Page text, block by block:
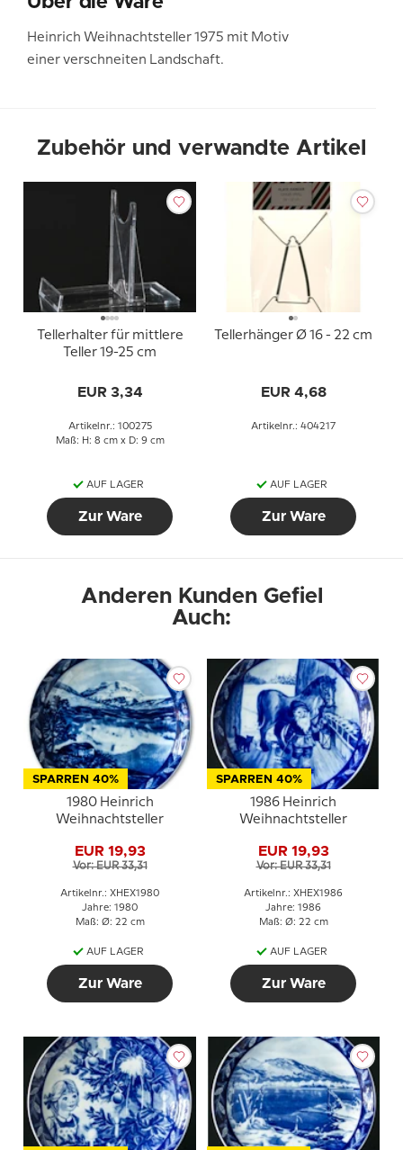
Heinrich Weihnachtsteller 1975 mit Motiv
einer verschneiten Landschaft.
Zubehör und verwandte Artikel
Tellerhalter für mittlere
Teller 19-25 cm
EUR 3,34
Artikelnr.: 100275
Maß: H: 8 cm x D: 9 cm
AUF LAGER
Zur Ware
Tellerhänger Ø 16 - 22 cm
EUR 4,68
Artikelnr.: 404217
AUF LAGER
Zur Ware
Anderen Kunden Gefiel
Auch:
SPARREN 40%
1980 Heinrich
Weihnachtsteller
EUR 19,93
Vor: EUR 33,31
Artikelnr.: XHEX1980
Jahre: 1980
Maß: Ø: 22 cm
AUF LAGER
Zur Ware
SPARREN 40%
1986 Heinrich
Weihnachtsteller
EUR 19,93
Vor: EUR 33,31
Artikelnr.: XHEX1986
Jahre: 1986
Maß: Ø: 22 cm
AUF LAGER
Zur Ware